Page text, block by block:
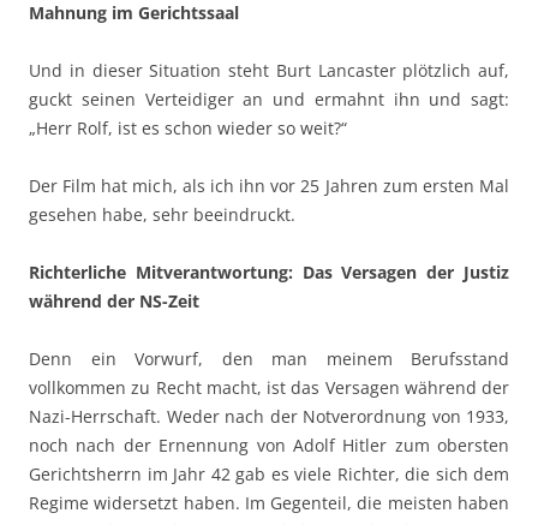
Mahnung im Gerichtssaal
Und in dieser Situation steht Burt Lancaster plötzlich auf,
guckt seinen Verteidiger an und ermahnt ihn und sagt:
„Herr Rolf, ist es schon wieder so weit?“
Der Film hat mich, als ich ihn vor 25 Jahren zum ersten Mal
gesehen habe, sehr beeindruckt.
Richterliche Mitverantwortung: Das Versagen der Justiz
während der NS-Zeit
Denn ein Vorwurf, den man meinem Berufsstand
vollkommen zu Recht macht, ist das Versagen während der
Nazi-Herrschaft. Weder nach der Notverordnung von 1933,
noch nach der Ernennung von Adolf Hitler zum obersten
Gerichtsherrn im Jahr 42 gab es viele Richter, die sich dem
Regime widersetzt haben. Im Gegenteil, die meisten haben